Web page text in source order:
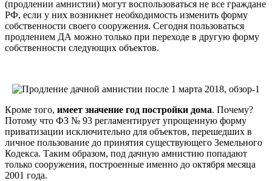
(продлении амнистии) могут воспользоваться не все граждане
РФ, если у них возникнет необходимость изменить форму
собственности своего сооружения. Сегодня пользоваться
продлением ДА можно только при переходе в другую форму
собственности следующих объектов.
Кроме того, имеет значение год постройки дома. Почему?
Потому что ФЗ № 93 регламентирует упрощенную форму
приватизации исключительно для объектов, перешедших в
личное пользование до принятия существующего Земельного
Кодекса. Таким образом, под дачную амнистию попадают
только сооружения, построенные именно до октября месяца
2001 года.